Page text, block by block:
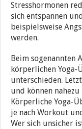
Stresshormonen
sich entspannen
beispielsweise
werden.
Beim sogenannten
körperlichen
unterschieden.
und können
Körperliche Yoga-
je nach Workout
Wer sich unsicher